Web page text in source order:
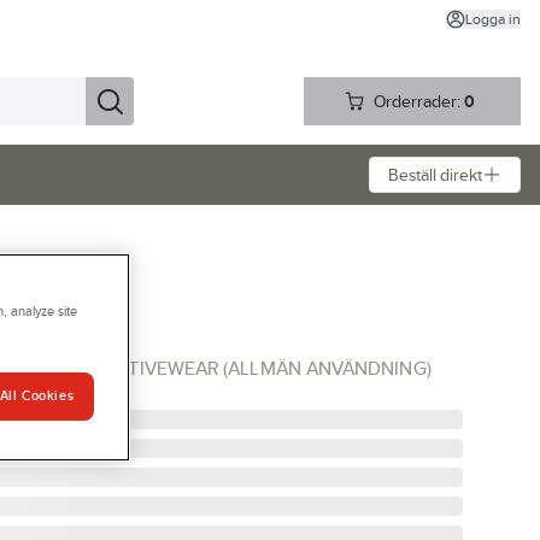
Logga in
Orderrader: 0
Beställ direkt
XXL 50/ ACTIVEWEAR (ALLMÄN ANVÄNDNING)
analyze site
Cookies